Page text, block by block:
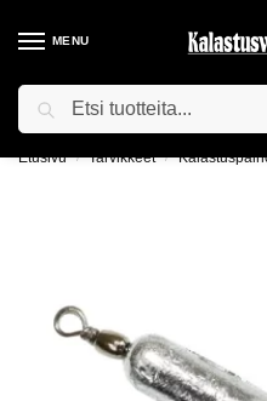
MENU
ILMAINEN
Etusivu / Tarvikkeet /